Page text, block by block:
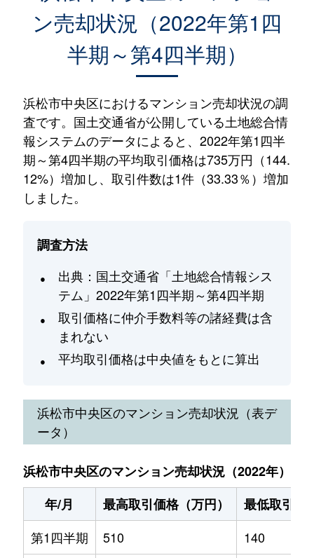
ン売却状況（2022年第1四
半期～第4四半期）
浜松市中央区におけるマンション売却状況の調
査です。国土交通省が公開している土地総合情
報システムのデータによると、2022年第1四半
期～第4四半期の平均取引価格は735万円（144.
12%）増加し、取引件数は1件（33.33％）増加
しました。
調査方法
出典：国土交通省「土地総合情報シス
テム」2022年第1四半期～第4四半期
取引価格に仲介手数料等の諸経費は含
まれない
平均取引価格は中央値をもとに算出
浜松市中央区のマンション売却状況（表デ
ータ）
浜松市中央区のマンション売却状況（2022年）
年/月
最高取引価格（万円）
最低取引価
第1四半期
510 140